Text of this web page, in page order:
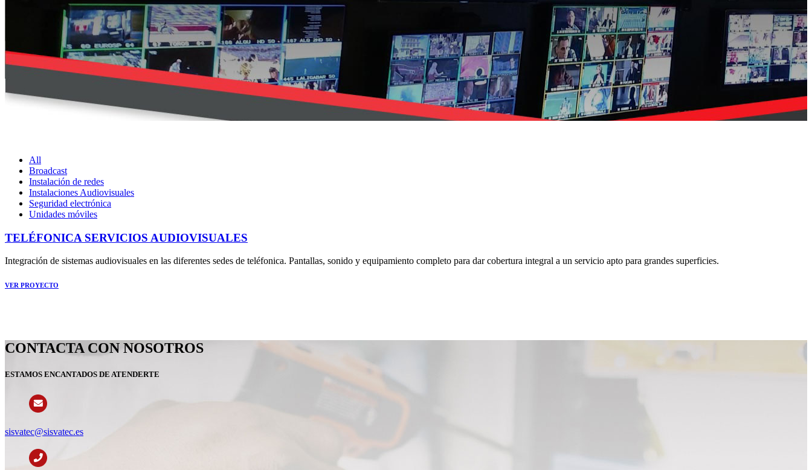
All
Broadcast
Instalación de redes
Instalaciones Audiovisuales
Seguridad electrónica
Unidades móviles
TELÉFONICA SERVICIOS AUDIOVISUALES
Integración de sistemas audiovisuales en las diferentes sedes de teléfonica. Pantallas, sonido y equipamiento completo para dar cobertura integral a un servicio apto para grandes superficies.
VER PROYECTO
CONTACTA CON NOSOTROS
ESTAMOS ENCANTADOS DE ATENDERTE
sisvatec@sisvatec.es